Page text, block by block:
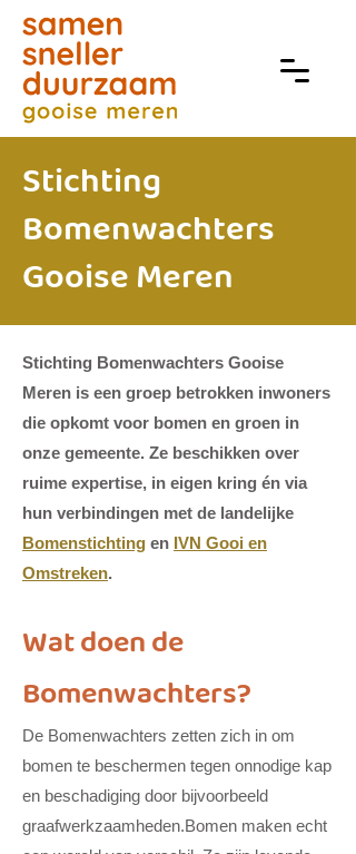
Stichting
Bomenwachters
Gooise Meren
Stichting Bomenwachters Gooise
Meren is een groep betrokken inwoners
die opkomt voor bomen en groen in
onze gemeente. Ze beschikken over
ruime expertise, in eigen kring én via
hun verbindingen met de landelijke
Bomenstichting en IVN Gooi en
Omstreken.
Wat doen de
Bomenwachters?
De Bomenwachters zetten zich in om
bomen te beschermen tegen onnodige kap
en beschadiging door bijvoorbeeld
graafwerkzaamheden.Bomen maken echt